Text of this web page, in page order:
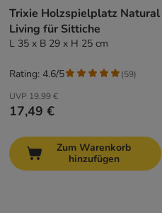
Trixie Holzspielplatz Natural
Living für Sittiche
L 35 x B 29 x H 25 cm
UVP 19,99 €
17,49 €
Rating: 4.6/5 (59)
Zum Warenkorb
hinzufügen